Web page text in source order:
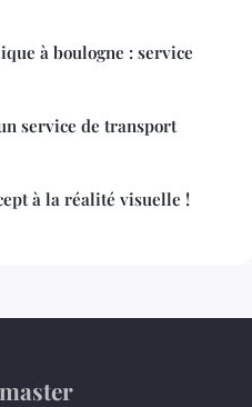
à boulogne : service
service de transport
à la réalité visuelle !